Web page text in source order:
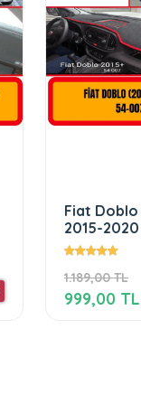
Fiat Doblo
2015-2020
Gögüs /
/ Kilifi /
1.189,00 TL
999,00 TL